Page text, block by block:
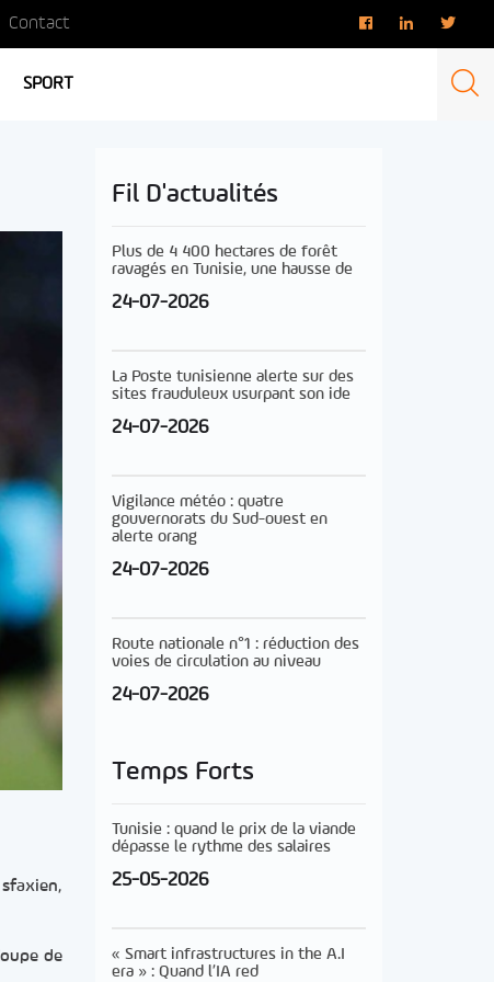
Contact
SPORT
de
Fil D'actualités
Plus de 4 400 hectares de forêt
ravagés en Tunisie, une hausse de
24-07-2026
La Poste tunisienne alerte sur des
sites frauduleux usurpant son ide
24-07-2026
Vigilance météo : quatre
gouvernorats du Sud-ouest en
alerte orang
24-07-2026
Route nationale n°1 : réduction des
voies de circulation au niveau
24-07-2026
Temps Forts
Tunisie : quand le prix de la viande
dépasse le rythme des salaires
25-05-2026
« Smart infrastructures in the A.I
era » : Quand l’IA red